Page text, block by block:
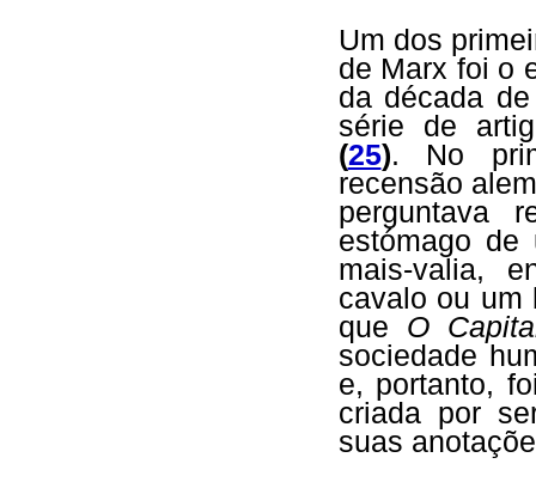
Um dos
de Marx foi o
da década
série de
(25). No
recensão
perguntava
estómago
mais-valia,
cavalo ou um
que O
sociedade
e, portanto,
criada por
suas